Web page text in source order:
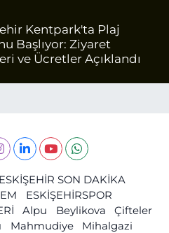
Kentpark'ta Plaj
Başlıyor: Ziyaret
ve Ücretler Açıklandı
ESKİŞEHİR SON DAKİKA
ESKİŞEHİRSPOR
Alpu Beylikova
Çifteler
Mahmudiye
Mihalgazi